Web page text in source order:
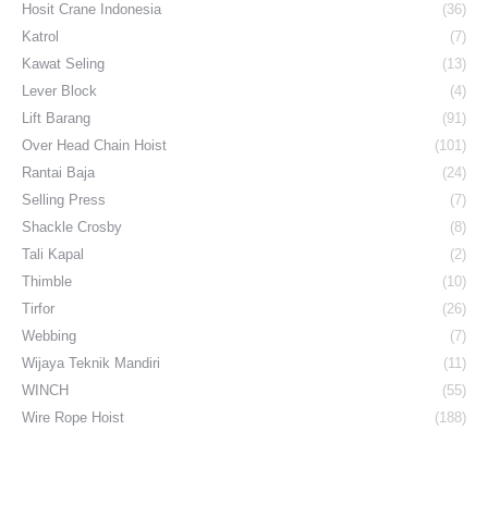
Hosit Crane Indonesia
(36)
Katrol
(7)
Kawat Seling
(13)
Lever Block
(4)
Lift Barang
(91)
Over Head Chain Hoist
(101)
Rantai Baja
(24)
Selling Press
(7)
Shackle Crosby
(8)
Tali Kapal
(2)
Thimble
(10)
Tirfor
(26)
Webbing
(7)
Wijaya Teknik Mandiri
(11)
WINCH
(55)
Wire Rope Hoist
(188)